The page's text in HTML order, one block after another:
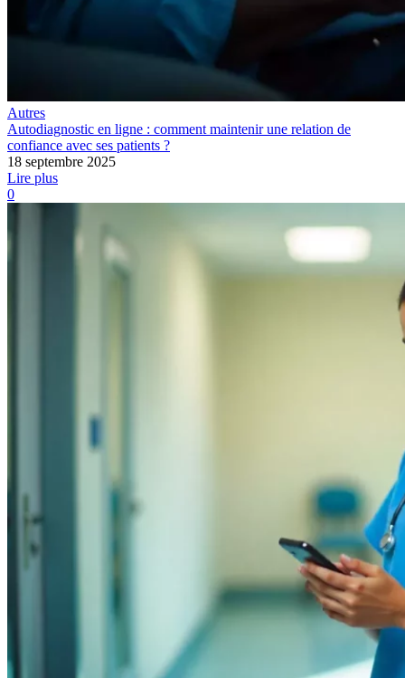
Autres
Autodiagnostic en ligne : comment maintenir une relation de
confiance avec ses patients ?
18 septembre 2025
Lire plus
0